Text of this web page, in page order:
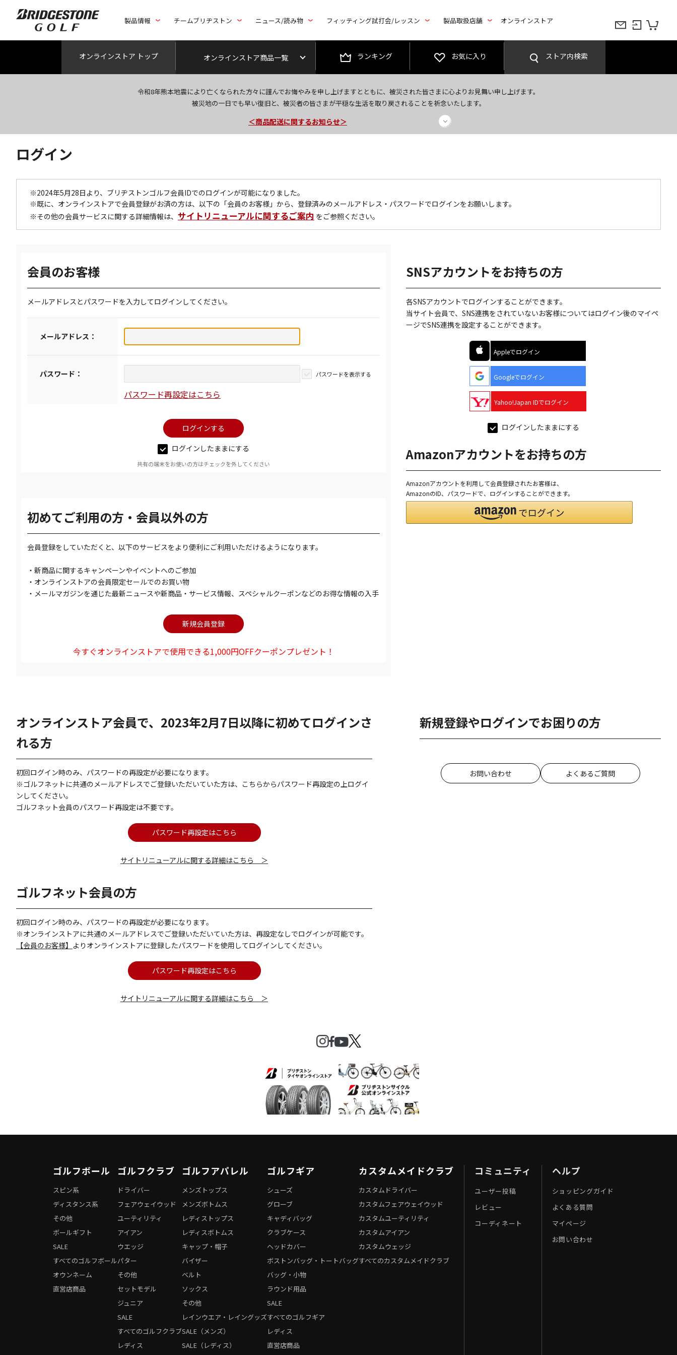
製品情報 チームブリヂストン ニュース/読み物 フィッティング試打会/レッスン 製品取扱店舗 オンラインストア
オンラインストア トップ オンラインストア商品一覧 ランキング お気に入り ストア内検索
令和8年熊本地震により亡くなられた方々に謹んでお悔やみを申し上げますとともに、被災された皆さまに心よりお見舞い申し上げます。
被災地の一日でも早い復旧と、被災者の皆さまが平穏な生活を取り戻されることを祈念いたします。
今なら新規会員登録で1,000円OFFクーポンプレゼント！
＜商品配送に関するお知らせ＞
＜夏季休暇中のご注文・発送・お問い合わせ＞
ログイン
※2024年5月28日より、ブリヂストンゴルフ会員IDでのログインが可能になりました。
※既に、オンラインストアで会員登録がお済の方は、以下の「会員のお客様」から、登録済みのメールアドレス・パスワードでログインをお願いします。
※その他の会員サービスに関する詳細情報は、 サイトリニューアルに関するご案内 をご参照ください。
会員のお客様
メールアドレスとパスワードを入力してログインしてください。
メールアドレス：
パスワード： パスワードを表示する
パスワード再設定はこちら
ログインしたままにする
共有の端末をお使いの方はチェックを外してください
初めてご利用の方・会員以外の方
会員登録をしていただくと、以下のサービスをより便利にご利用いただけるようになります。
・新商品に関するキャンペーンやイベントへのご参加
・オンラインストアの会員限定セールでのお買い物
・メールマガジンを通じた最新ニュースや新商品・サービス情報、スペシャルクーポンなどのお得な情報の入手
今すぐオンラインストアで使用できる1,000円OFFクーポンプレゼント！
SNSアカウントをお持ちの方
各SNSアカウントでログインすることができます。
当サイト会員で、SNS連携をされていないお客様についてはログイン後のマイペ
ージでSNS連携を設定することができます。
Appleでログイン
Googleでログイン
Yahoo!Japan IDでログイン
ログインしたままにする
Amazonアカウントをお持ちの方
Amazonアカウントを利用して会員登録されたお客様は、
AmazonのID、パスワードで、ログインすることができます。
オンラインストア会員で、2023年2月7日以降に初めてログインさ
れる方
初回ログイン時のみ、パスワードの再設定が必要になります。
※ゴルフネットに共通のメールアドレスでご登録いただいていた方は、こちらからパスワード再設定の上ログイ
ンしてください。
ゴルフネット会員のパスワード再設定は不要です。
パスワード再設定はこちら
サイトリニューアルに関する詳細はこちら ＞
ゴルフネット会員の方
初回ログイン時のみ、パスワードの再設定が必要になります。
※オンラインストアに共通のメールアドレスでご登録いただいていた方は、再設定なしでログインが可能です。
【会員のお客様】 よりオンラインストアに登録したパスワードを使用してログインしてください。
パスワード再設定はこちら
サイトリニューアルに関する詳細はこちら ＞
新規登録やログインでお困りの方
お問い合わせ よくあるご質問
ゴルフボール
オウンネーム
直営店商品
スピン系
ディスタンス系
その他
ボールギフト
SALE
すべてのゴルフボール
ゴルフクラブ
レディス
ドライバー
フェアウェイウッド
ユーティリティ
アイアン
ウエッジ
パター
その他
セットモデル
ジュニア
SALE
すべてのゴルフクラブ
ゴルフアパレル
メンズトップス
メンズボトムス
レディストップス
レディスボトムス
キャップ・帽子
バイザー
ベルト
ソックス
その他
レインウエア・レイングッズ
SALE（メンズ）
SALE（レディス）
ゴルフギア
レディス
直営店商品
シューズ
グローブ
キャディバッグ
クラブケース
ヘッドカバー
ボストンバッグ・トートバッグ
バッグ・小物
ラウンド用品
SALE
すべてのゴルフギア
カスタムメイドクラブ
カスタムドライバー
カスタムフェアウェイウッド
カスタムユーティリティ
カスタムアイアン
カスタムウェッジ
すべてのカスタムメイドクラブ
コミュニティ
ユーザー投稿
レビュー
コーディネート
ヘルプ
ショッピングガイド
よくある質問
マイページ
お問い合わせ